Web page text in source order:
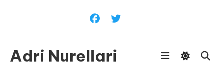
Adri Nurellari